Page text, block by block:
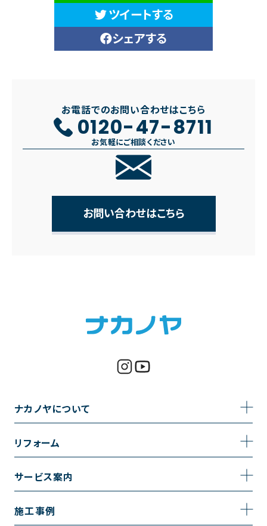
ツイートする
シェアする
お電話でのお問い合わせはこちら
0120-47-8711
お気軽にご相談ください
お問い合わせはこちら
ナカノヤについて
採用情報
リフォーム
トイレのリフォーム
サービス案内
サービスの流れ
施工事例